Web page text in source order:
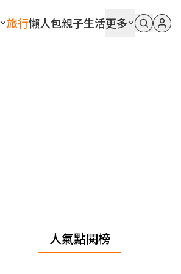
旅行懶人包親子生活更多
人氣點閱榜